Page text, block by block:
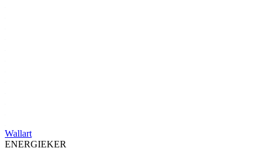
Wallart
ENERGIEKER